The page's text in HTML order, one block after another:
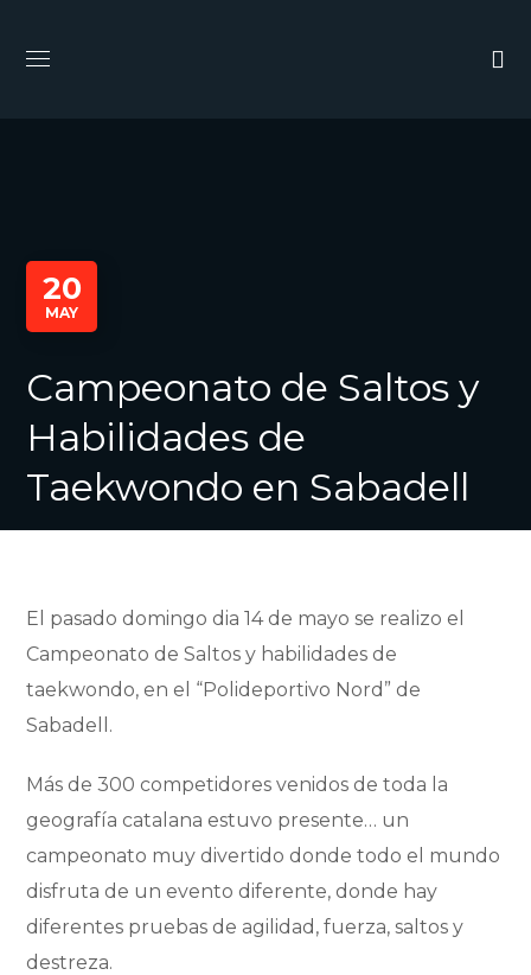
20
MAY
Campeonato de Saltos y
Habilidades de
Taekwondo en Sabadell
El pasado domingo dia 14 de mayo se realizo el
Campeonato de Saltos y habilidades de
taekwondo, en el “Polideportivo Nord” de
Sabadell.
Más de 300 competidores venidos de toda la
geografía catalana estuvo presente… un
campeonato muy divertido donde todo el mundo
disfruta de un evento diferente, donde hay
diferentes pruebas de agilidad, fuerza, saltos y
destreza.